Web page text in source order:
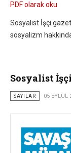
PDF olarak oku
Sosyalist İşçi
sosyalizm
Sosyalist İşçi
SAYILAR 05 EYLÜL